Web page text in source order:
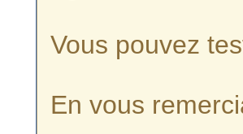
Vous pouvez
En vous